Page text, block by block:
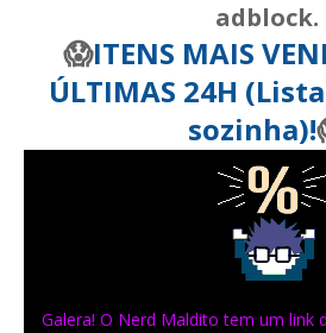
adblock.
😱ITENS MAIS
ÚLTIMAS 24H
sozinha)!
Galera! O Nerd Maldito tem um link